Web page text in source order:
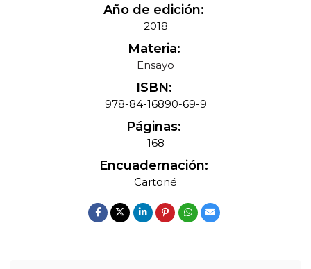
Año de edición:
2018
Materia:
Ensayo
ISBN:
978-84-16890-69-9
Páginas:
168
Encuadernación:
Cartoné